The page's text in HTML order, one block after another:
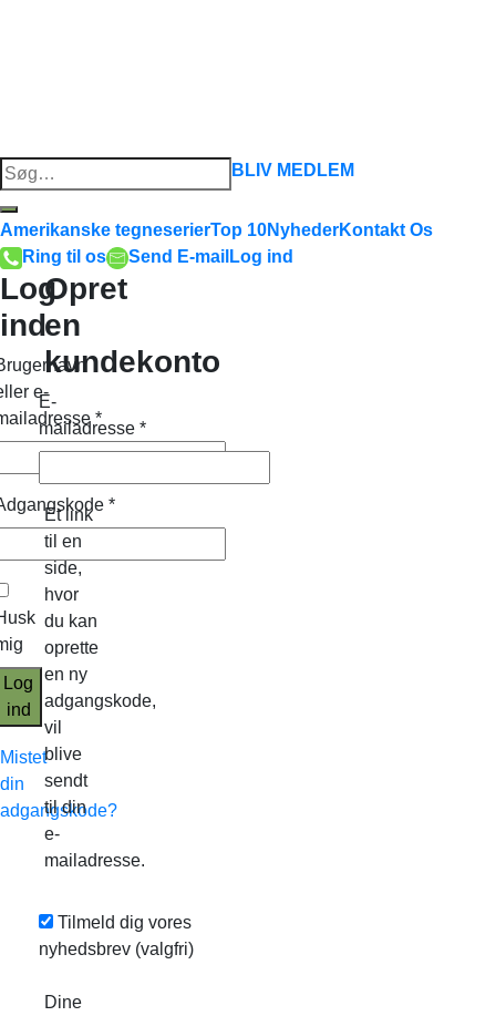
Søg
efter:
BLIV MEDLEM
Amerikanske tegneserierTop 10NyhederKontakt Os
Ring til os
Send E-mail Log ind
Log
ind
e-
*
*
Log
ind
Mistet
din
adgangskode?
Opret
en
kundekonto
E-
mailadresse *
Et link
til en
side,
hvor
du kan
oprette
en ny
adgangskode,
vil
blive
sendt
til din
e-
mailadresse.
Tilmeld dig vores
nyhedsbrev (valgfri)
Dine